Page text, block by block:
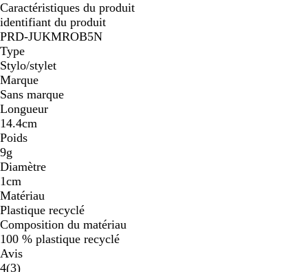
Caractéristiques du produit
identifiant du produit
PRD-JUKMROB5N
Type
Stylo/stylet
Marque
Sans marque
Longueur
14.4cm
Poids
9g
Diamètre
1cm
Matériau
Plastique recyclé
Composition du matériau
100 % plastique recyclé
Avis
4(33
)